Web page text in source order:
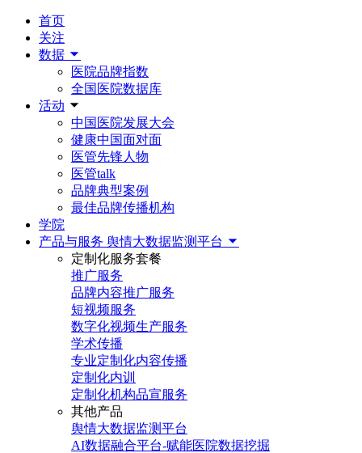
首页
关注
数据
医院品牌指数
全国医院数据库
活动
中国医院发展大会
健康中国面对面
医管先锋人物
医管talk
品牌典型案例
最佳品牌传播机构
学院
产品与服务 舆情大数据监测平台
定制化服务套餐
推广服务
品牌内容推广服务
短视频服务
数字化视频生产服务
学术传播
专业定制化内容传播
定制化内训
定制化机构品宣服务
其他产品
舆情大数据监测平台
AI数据融合平台-赋能医院数据挖掘